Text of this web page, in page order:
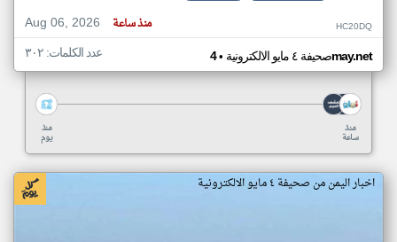
Aug 06, 2026
منذ ساعة HC20DQ
صحيفة ٤ مايو الالكترونية • 4may.net عدد الكلمات: ٣٠٢
منذ
يوم
منذ
ساعة
اخبار اليمن من صحيفة ٤ مايو الالكترونية